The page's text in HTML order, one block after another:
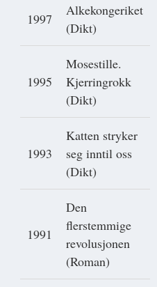
1997
Alkekongeriket
(Dikt)
1995
Mosestille.
Kjerringrokk
(Dikt)
1993
Katten stryker
seg inntil oss
(Dikt)
1991
Den
flerstemmige
revolusjonen
(Roman)